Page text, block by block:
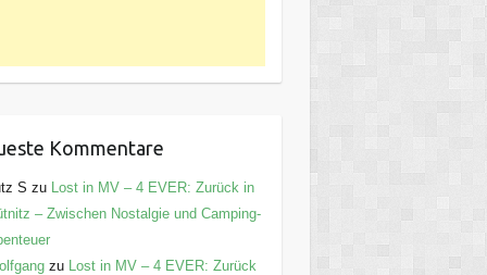
Kommentare
S zu
Lost in MV – 4 EVER: Zurück in
– Zwischen Nostalgie und Camping-
zu
Lost in MV – 4 EVER: Zurück